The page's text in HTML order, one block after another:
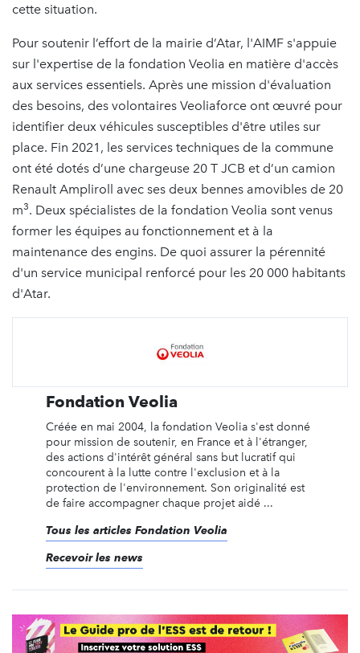
cette situation.
Pour soutenir l’effort de la mairie d’Atar, l'AIMF s'appuie
sur l'expertise de la fondation Veolia en matière d'accès
aux services essentiels. Après une mission d'évaluation
des besoins, des volontaires Veoliaforce ont œuvré pour
identifier deux véhicules susceptibles d'être utiles sur
place. Fin 2021, les services techniques de la commune
ont été dotés d’une chargeuse 20 T JCB et d’un camion
Renault Ampliroll avec ses deux bennes amovibles de 20
m3. Deux spécialistes de la fondation Veolia sont venus
former les équipes au fonctionnement et à la
maintenance des engins. De quoi assurer la pérennité
d'un service municipal renforcé pour les 20 000 habitants
d'Atar.
Fondation Veolia
Créée en mai 2004, la fondation Veolia s'est donné
pour mission de soutenir, en France et à l'étranger,
des actions d'intérêt général sans but lucratif qui
concourent à la lutte contre l'exclusion et à la
protection de l'environnement. Son originalité est
de faire accompagner chaque projet aidé ...
Tous les articles Fondation Veolia
Recevoir les news